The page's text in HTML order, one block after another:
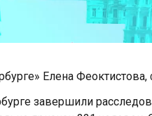
Елена
завершили